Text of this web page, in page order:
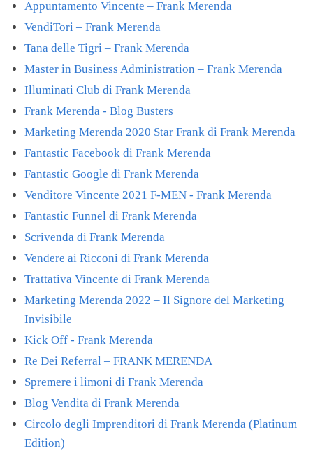
Appuntamento Vincente – Frank Merenda
VendiTori – Frank Merenda
Tana delle Tigri – Frank Merenda
Master in Business Administration – Frank Merenda
Illuminati Club di Frank Merenda
Frank Merenda - Blog Busters
Marketing Merenda 2020 Star Frank di Frank Merenda
Fantastic Facebook di Frank Merenda
Fantastic Google di Frank Merenda
Venditore Vincente 2021 F-MEN - Frank Merenda
Fantastic Funnel di Frank Merenda
Scrivenda di Frank Merenda
Vendere ai Ricconi di Frank Merenda
Trattativa Vincente di Frank Merenda
Marketing Merenda 2022 – Il Signore del Marketing
Invisibile
Kick Off - Frank Merenda
Re Dei Referral – FRANK MERENDA
Spremere i limoni di Frank Merenda
Blog Vendita di Frank Merenda
Circolo degli Imprenditori di Frank Merenda (Platinum
Edition)